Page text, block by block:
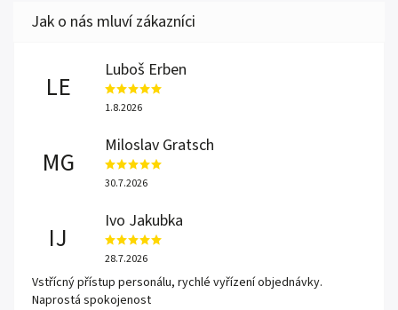
LE
Luboš Erben
1.8.2026
MG
Miloslav Gratsch
30.7.2026
IJ
Ivo Jakubka
28.7.2026
Vstřícný přístup personálu, rychlé vyřízení objednávky.
Naprostá spokojenost